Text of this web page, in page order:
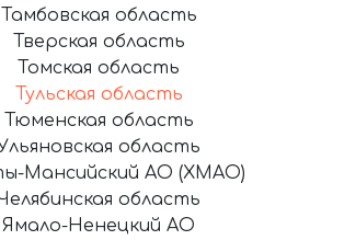
Тамбовская область
Тверская область
Томская область
Тульская область
Тюменская область
область
Мансийский АО (ХМАО)
область
Ямало-Ненецкий АО